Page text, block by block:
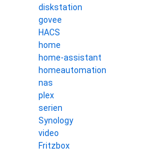
diskstation
govee
HACS
home
home-assistant
homeautomation
nas
plex
serien
Synology
video
Fritzbox